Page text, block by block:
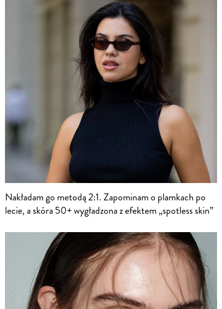
Nakładam go metodą 2:1. Zapominam o plamkach po
lecie, a skóra 50+ wygładzona z efektem „spotless skin”